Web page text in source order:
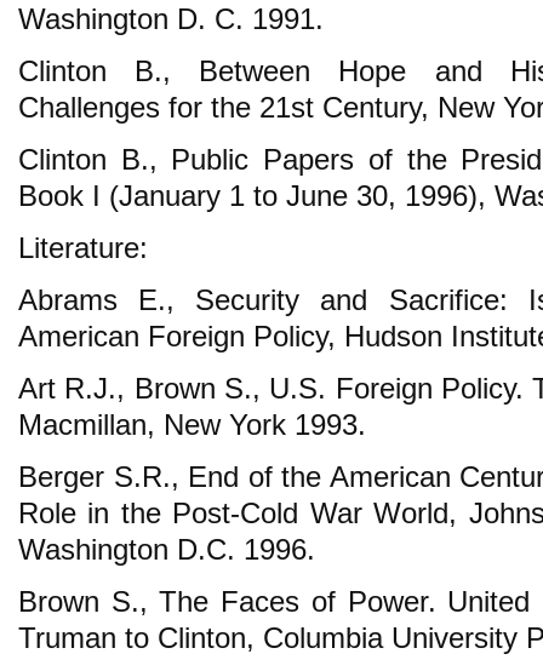
Washington D. C. 1991.
Clinton B., Between Hope and
Challenges for the 21st Century, New
Clinton B., Public Papers of the
Book I (January 1 to June 30, 1996),
Literature:
Abrams E., Security and Sacrifice:
American Foreign Policy, Hudson
Art R.J., Brown S., U.S. Foreign Policy.
Macmillan, New York 1993.
Berger S.R., End of the American
Role in the Post-Cold War World,
Washington D.C. 1996.
Brown S., The Faces of Power.
Truman to Clinton, Columbia University